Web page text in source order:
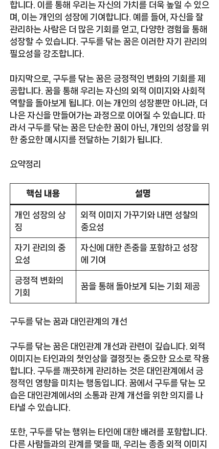
합니다. 이를 통해 우리는 자신의 가치를 더욱 높일 수 있으
며, 이는 개인의 성장에 기여합니다. 예를 들어, 자신을 잘
관리하는 사람은 더 많은 기회를 얻고, 다양한 경험을 통해
성장할 수 있습니다. 구두를 닦는 꿈은 이러한 자기 관리의
필요성을 강조합니다.
마지막으로, 구두를 닦는 꿈은 긍정적인 변화의 기회를 제
공합니다. 꿈을 통해 우리는 자신의 외적 이미지와 사회적
역할을 돌아보게 됩니다. 이는 개인의 성장뿐만 아니라, 더
나은 자신을 만들어가는 과정으로 이어질 수 있습니다. 따
라서 구두를 닦는 꿈은 단순한 꿈이 아닌, 개인의 성장을 위
한 중요한 메시지를 전달하는 기회가 됩니다.
요약정리
핵심 내용 설명
개인 성장의 상
징
외적 이미지 가꾸기와 내면 성찰의
중요성
자기 관리의 중
요성
자신에 대한 존중을 포함하고 성장
에 기여
긍정적 변화의
기회
꿈을 통해 돌아보게 되는 기회 제공
구두를 닦는 꿈과 대인관계의 개선
구두를 닦는 꿈은 대인관계 개선과 관련이 깊습니다. 외적
이미지는 타인과의 첫인상을 결정짓는 중요한 요소로 작용
합니다. 구두를 깨끗하게 관리하는 것은 대인관계에서 긍
정적인 영향을 미치는 행동입니다. 꿈에서 구두를 닦는 모
습은 대인관계에서의 소통과 관계 개선을 위한 의지를 나
타낼 수 있습니다.
또한, 구두를 닦는 행위는 타인에 대한 배려를 포함합니다.
다른 사람들과의 관계를 맺을 때, 우리는 종종 외적 이미지